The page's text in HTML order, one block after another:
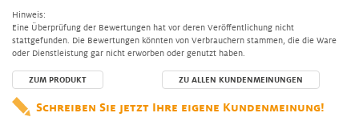
Hinweis:
Eine Überprüfung der Bewertungen hat vor deren Veröffentlichung nicht
stattgefunden. Die Bewertungen könnten von Verbrauchern stammen, die die Ware
oder Dienstleistung gar nicht erworben oder genutzt haben.
ZUM PRODUKT ZU ALLEN KUNDENMEINUNGEN
Schreiben Sie jetzt Ihre eigene Kundenmeinung!